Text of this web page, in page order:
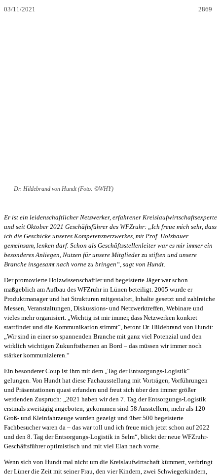
03/11/2021 2869
Dr. Hildebrand von Hundt (Foto: ©WHY)
Er ist ein leidenschaftlicher Netzwerker, erfahrener Kreislaufwirtschaftsexperte
und seit Oktober 2021 Geschäftsführer des WFZruhr: „Ich freue mich sehr, dass
ich die Geschicke unseres Kompetenznetzwerkes, mit Prof. Holzhauer
gemeinsam, lenken darf. Schon als Geschäftsstellenleiter war es mir immer ein
besonderes Anliegen, Nutzen für unsere Mitglieder zu stiften und unsere
Branche insgesamt nach vorne zu bringen“, sagt von Hundt.
Der promovierte Holzwissenschaftler und begeisterte Jäger war schon
maßgeblich am Aufbau des WFZruhr in Lünen beteiligt. 2005 wurde er
Produktmanager und hat Strukturen mitgestaltet, Inhalte gesetzt und zahlreiche
Messen, Veranstaltungen, Diskussions- und Netzwerktreffen, Webinare und
vieles mehr organisiert. „Wichtig ist mir immer, dass Netzwerken konkret
stattfindet und die Kommunikation stimmt“, betont Dr. Hildebrand von Hundt:
„Wir sind in einer so spannenden Branche mit ganz viel Potenzial und den
wirklich wichtigen Zukunftsthemen an Bord – das müssen wir immer noch
stärker kommunizieren.“
Ein besonderer Coup ist ihm mit dem „Tag der Entsorgungs-Logistik“
gelungen. Von Hundt hat diese Fachausstellung mit Vorträgen, Vorführungen
und Präsentationen quasi erfunden und freut sich über den immer größer
werdenden Zuspruch: „2021 haben wir den 7. Tag der Entsorgungs-Logistik
erstmals zweitägig angeboten; gekommen sind 58 Ausstellern, mehr als 120
Groß- und Kleinfahrzeuge wurden gezeigt und über 500 begeisterte
Fachbesucher waren da – das war toll und ich freue mich jetzt schon auf 2022
und den 8. Tag der Entsorgungs-Logistik in Selm“, blickt der neue WFZruhr-
Geschäftsführer optimistisch und mit viel Elan nach vorne.
Wenn sich von Hundt mal nicht um die Kreislaufwirtschaft kümmert, verbringt
der Lüner die Zeit mit seiner Frau, den vier Kindern, zwei Schwiegerkindern,